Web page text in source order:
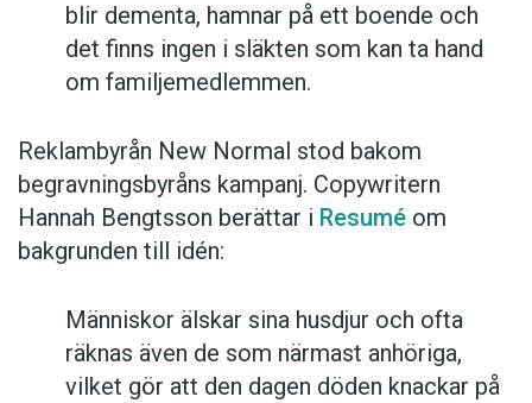
blir dementa, hamnar på ett boende och
det finns ingen i släkten som kan ta hand
om familjemedlemmen.
Reklambyrån New Normal stod bakom
begravningsbyråns kampanj. Copywritern
Hannah Bengtsson berättar i Resumé om
bakgrunden till idén:
Människor älskar sina husdjur och ofta
räknas även de som närmast anhöriga,
vilket gör att den dagen döden knackar på